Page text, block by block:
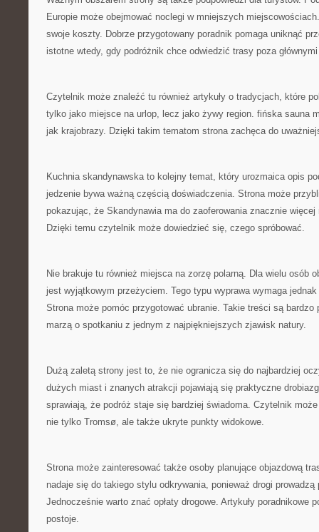
Europie może obejmować noclegi w mniejszych
swoje koszty. Dobrze przygotowany poradnik pomaga uniknąć
istotne wtedy, gdy podróżnik chce odwiedzić trasy poza
Czytelnik może znaleźć tu również artykuły o tradycjach, które
tylko jako miejsce na urlop, lecz jako żywy region. fińska sauna
jak krajobrazy. Dzięki takim tematom strona zachęca do
Kuchnia skandynawska to kolejny temat, który urozmaica opis
jedzenie bywa ważną częścią doświadczenia. Strona może
pokazując, że Skandynawia ma do zaoferowania znacznie
Dzięki temu czytelnik może dowiedzieć się, czego spróbować.
Nie brakuje tu również miejsca na zorzę polarną. Dla wielu osób
jest wyjątkowym przeżyciem. Tego typu wyprawa wymaga
Strona może pomóc przygotować ubranie. Takie treści są bardzo
marzą o spotkaniu z jednym z najpiękniejszych zjawisk natury.
Dużą zaletą strony jest to, że nie ogranicza się do najbardziej
dużych miast i znanych atrakcji pojawiają się praktyczne
sprawiają, że podróż staje się bardziej świadoma. Czytelnik
nie tylko Tromsø, ale także ukryte punkty widokowe.
Strona może zainteresować także osoby planujące objazdową
nadaje się do takiego stylu odkrywania, ponieważ drogi prowadzą
Jednocześnie warto znać opłaty drogowe. Artykuły poradnikowe
postoje.